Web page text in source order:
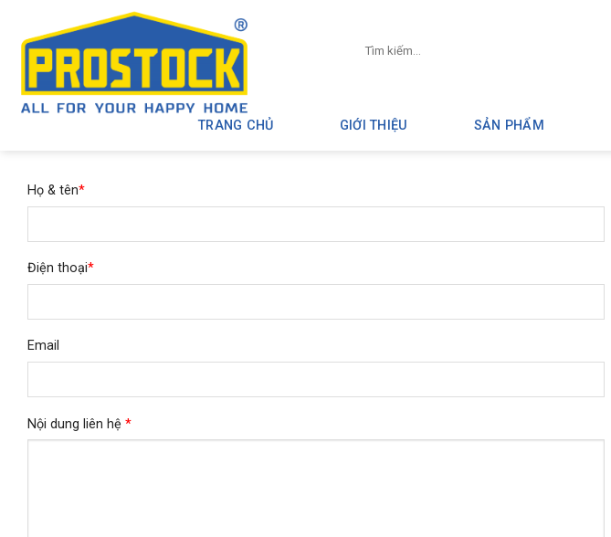
content
kiếm:
TRANG CHỦ GIỚI THIỆU SẢN PHẨM
Họ & tên*
Điện thoại*
Email
Nội dung liên hệ *